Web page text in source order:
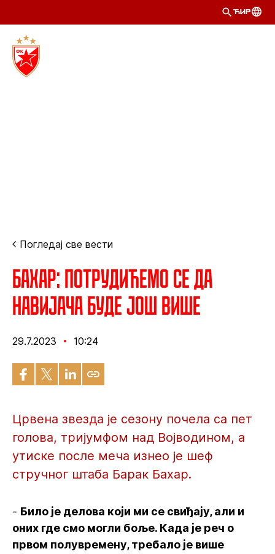
ЋИР
Погледај све вести
Бахар: Потрудићемо се да
навијача буде још више
29.7.2023 10:24
Црвена звезда је сезону почела са пет
голова, тријумфом над Војводином, а
утиске после меча изнео је шеф
стручног штаба Барак Бахар.
- Било је делова који ми се свиђају, али и
оних где смо могли боље. Када је реч о
првом полувремену, требало је више